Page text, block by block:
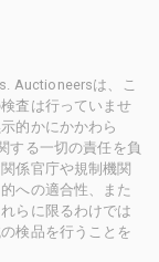
Auctioneersは、こ
査は行っていませ
的かにかかわら
する一切の責任を負
係官庁や規制機関
への適合性、また
らに限るわけでは
検品を行うことを